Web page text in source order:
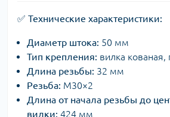
✅ Технические характеристики:
Диаметр штока: 50 мм
Тип крепления: вилка
Длина резьбы: 32 мм
Резьба: М30×2
Длина от начала резьбы до
вилки: 424 мм